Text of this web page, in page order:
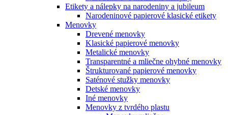
Etikety a nálepky na narodeniny a jubileum
Narodeninové papierové klasické etikety
Menovky
Drevené menovky
Klasické papierové menovky
Metalické menovky
Transparentné a mliečne ohybné menovky
Štrukturované papierové menovky
Saténové stužky menovky
Detské menovky
Iné menovky
Menovky z tvrdého plastu